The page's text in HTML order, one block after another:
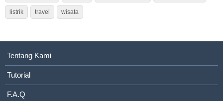
listrik travel wisata
Tentang Kami
Tutorial
F.A.Q